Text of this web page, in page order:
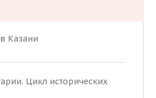
Казани
Цикл исторических